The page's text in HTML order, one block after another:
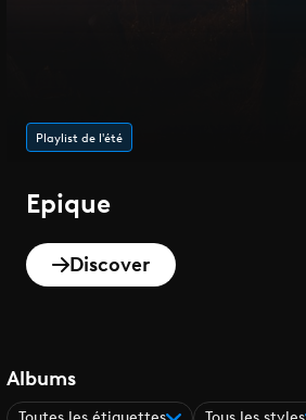
Playlist de l'été
Epique
Discover
Albums